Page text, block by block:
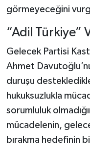
görmeyeceğini
“Adil Türkiye”
Gelecek Partisi
Ahmet
duruşu
hukuksuzlukla
sorumluluk
mücadelenin,
bırakma hedefinin